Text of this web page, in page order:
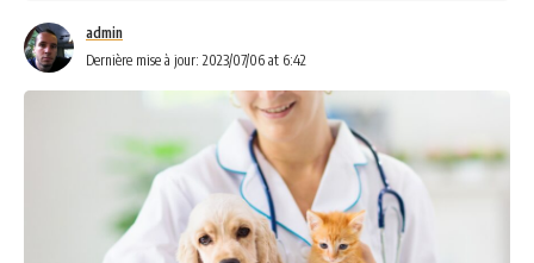
admin
Dernière mise à jour: 2023/07/06 at 6:42